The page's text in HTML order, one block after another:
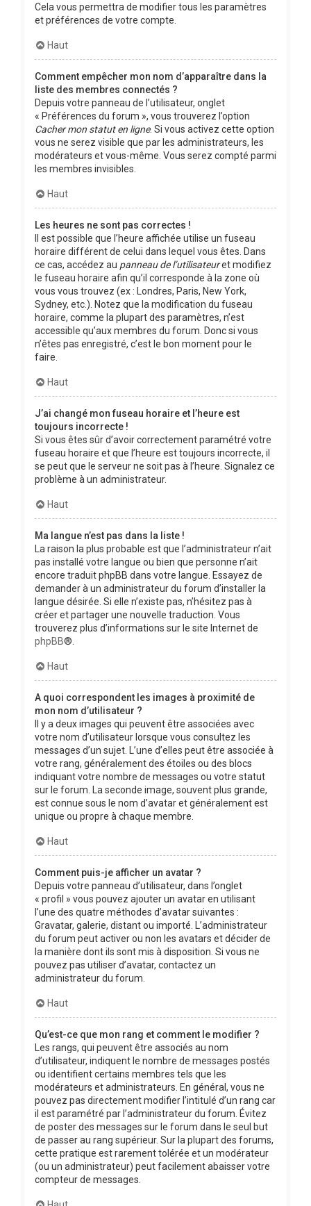
Cela vous permettra de modifier tous les paramètres
et préférences de votre compte.
Haut
Comment empêcher mon nom d’apparaître dans la
liste des membres connectés ?
Depuis votre panneau de l’utilisateur, onglet
« Préférences du forum », vous trouverez l’option
Cacher mon statut en ligne. Si vous activez cette option
vous ne serez visible que par les administrateurs, les
modérateurs et vous-même. Vous serez compté parmi
les membres invisibles.
Haut
Les heures ne sont pas correctes !
Il est possible que l’heure affichée utilise un fuseau
horaire différent de celui dans lequel vous êtes. Dans
ce cas, accédez au panneau de l’utilisateuret modifiez
le fuseau horaire afin qu’il corresponde à la zone où
vous vous trouvez (ex : Londres, Paris, New York,
Sydney, etc.). Notez que la modification du fuseau
horaire, comme la plupart des paramètres, n’est
accessible qu’aux membres du forum. Donc si vous
n’êtes pas enregistré, c’est le bon moment pour le
faire.
Haut
J’ai changé mon fuseau horaire et l’heure est
toujours incorrecte !
Si vous êtes sûr d’avoir correctement paramétré votre
fuseau horaire et que l’heure est toujours incorrecte, il
se peut que le serveur ne soit pas à l’heure. Signalez ce
problème à un administrateur.
Haut
Ma langue n’est pas dans la liste !
La raison la plus probable est que l’administrateur n’ait
pas installé votre langue ou bien que personne n’ait
encore traduit phpBB dans votre langue. Essayez de
demander à un administrateur du forum d’installer la
langue désirée. Si elle n’existe pas, n’hésitez pas à
créer et partager une nouvelle traduction. Vous
trouverez plus d’informations sur le site Internet de
phpBB®.
Haut
A quoi correspondent les images à proximité de
mon nom d’utilisateur ?
Il y a deux images qui peuvent être associées avec
votre nom d’utilisateur lorsque vous consultez les
messages d’un sujet. L’une d’elles peut être associée à
votre rang, généralement des étoiles ou des blocs
indiquant votre nombre de messages ou votre statut
sur le forum. La seconde image, souvent plus grande,
est connue sous le nom d’avatar et généralement est
unique ou propre à chaque membre.
Haut
Comment puis-je afficher un avatar ?
Depuis votre panneau d’utilisateur, dans l’onglet
« profil » vous pouvez ajouter un avatar en utilisant
l’une des quatre méthodes d’avatar suivantes :
Gravatar, galerie, distant ou importé. L’administrateur
du forum peut activer ou non les avatars et décider de
la manière dont ils sont mis à disposition. Si vous ne
pouvez pas utiliser d’avatar, contactez un
administrateur du forum.
Haut
Qu’est-ce que mon rang et comment le modifier ?
Les rangs, qui peuvent être associés au nom
d’utilisateur, indiquent le nombre de messages postés
ou identifient certains membres tels que les
modérateurs et administrateurs. En général, vous ne
pouvez pas directement modifier l’intitulé d’un rang car
il est paramétré par l’administrateur du forum. Évitez
de poster des messages sur le forum dans le seul but
de passer au rang supérieur. Sur la plupart des forums,
cette pratique est rarement tolérée et un modérateur
(ou un administrateur) peut facilement abaisser votre
compteur de messages.